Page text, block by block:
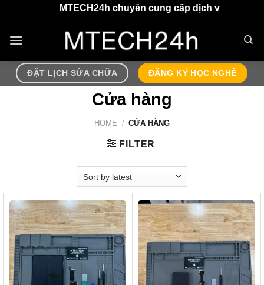
nội
MTECH24h chuyên cung cấp dịch vụ sửa chữa
ĐẶT LỊCH SỬA CHỮA ĐĂNG KÝ HỌC NGHỀ
Cửa hàng
HOME / CỬA HÀNG
FILTER